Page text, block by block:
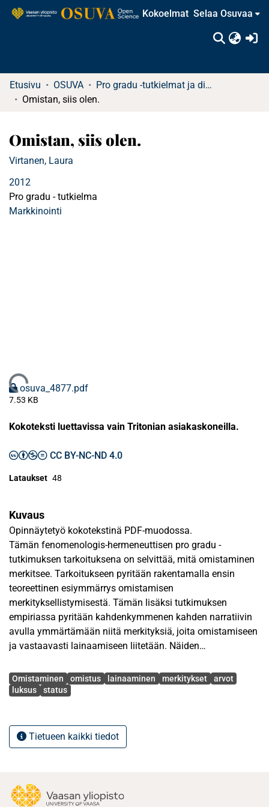
Kokoelmat Selaa Osuvaa
Etusivu OSUVA
Pro gradu -tutkielmat ja diplomityöt (rajattu saatavuus)
Omistan, siis olen.
Omistan, siis olen.
Virtanen, Laura
2012
Pro gradu - tutkielma
Markkinointi
Ladataan...osuva_4877.pdf
7.53 KB
Kokoteksti luettavissa vain Tritonian asiakaskoneilla.
CC BY-NC-ND 4.0
Lataukset 48
Kuvaus
Opinnäytetyö kokotekstinä PDF-muodossa.
Tämän fenomenologis-hermeneuttisen pro gradu -
tutkimuksen tarkoituksena on selvittää, mitä omistaminen
merkitsee. Tarkoitukseen pyritään rakentamalla ensin
teoreettinen esiymmärrys omistamisen
merkityksellistymisestä. Tämän lisäksi tutkimuksen
empiriassa pyritään kahdenkymmenen kahden narratiivin
avulla ymmärtämään niitä merkityksiä, joita omistamiseen
ja vastaavasti lainaamiseen liitetään. Näiden
omistaminen merkitsee.
Tutkimuksen teoreettinen osa rakentuu kolmen pääteeman
ympärille. Nämä ovat omistuksen merkitykset, omistajan
ymmärrystä omistamisen ja vastaavasti lainaamisen
vaikutuksesta siihen, kuinka tuote merkityksellistyy.
Avainsanat
Omistaminen omistus lainaaminen merkitykset
arvot
luksus
status
Tietueen kaikki tiedot